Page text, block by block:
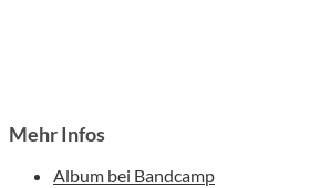
Mehr Infos
Album bei Bandcamp